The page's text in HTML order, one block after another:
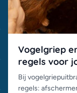
Vogelgriep
regels voor
Bij
regels: